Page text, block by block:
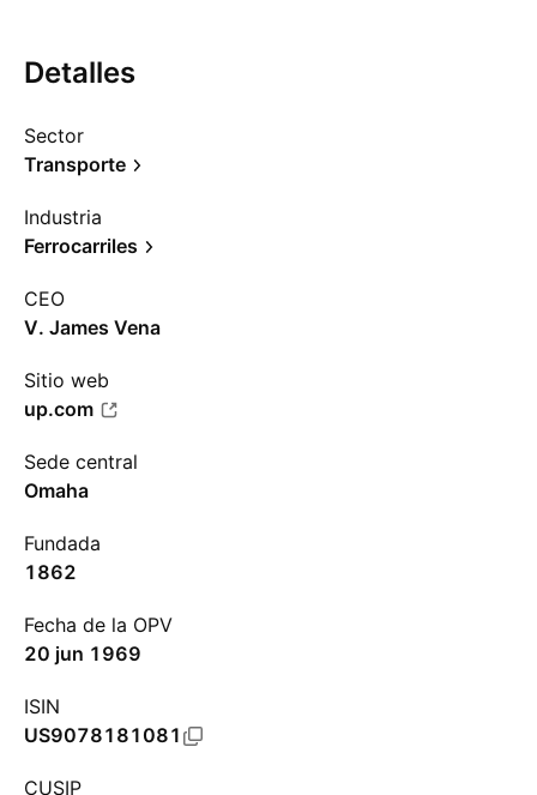
Detalles
Sector
Transporte
Industria
Ferrocarriles
CEO
V. James Vena
Sitio web
up.com
Sede central
Omaha
Fundada
1862
Fecha de la OPV
20 jun 1969
ISIN
US9078181081
CUSIP